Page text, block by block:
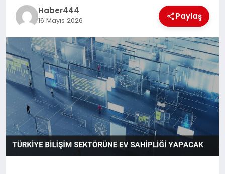
SPOR
TEKNOLOJI
MAGAZIN
EGITIM
YAŞAM
Haber444
16 Mayıs 2026 Paylaş